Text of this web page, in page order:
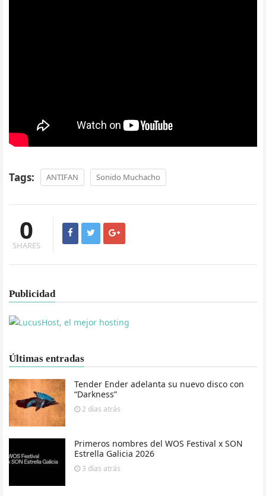
Tags: ANTIFAN Sonido Muchacho
0
SHARES
Publicidad
Últimas entradas
Tender Ender adelanta su nuevo disco con
“Darkness”
2 días atrás
Primeros nombres del WOS Festival x SON
Estrella Galicia 2026
3 días atrás